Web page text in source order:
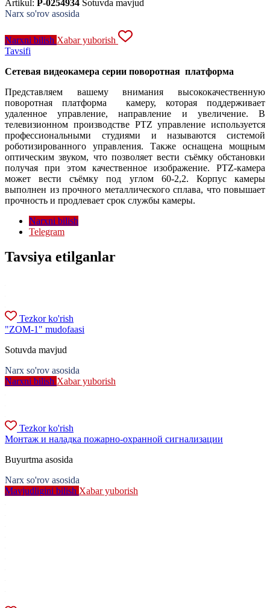
Artikul: P-0254934 Sotuvda mavjud
Narx so'rov asosida
Narxni bilish Xabar yuborish
Tavsifi
Сетевая видеокамера серии поворотная платформа
Представляем вашему внимания высококачественную
поворотная платформа камеру, которая поддерживает
удаленное управление, направление и увеличение. В
телевизионном производстве PTZ управление используется
профессиональными студиями и называются системой
роботизированного управления. Также оснащена мощным
оптическим звуком, что позволяет вести съёмку обстановки
получая при этом качественное изображение. PTZ-камера
может вести съёмку под углом 60-2,2. Корпус камеры
выполнен из прочного металлического сплава, что повышает
прочность и продлевает срок службы камеры.
Narxni bilish
Telegram
Tavsiya etilganlar
Tezkor ko'rish
"ZOM-1" mudofaasi
Sotuvda mavjud
Narx so'rov asosida
Narxni bilish Xabar yuborish
Tezkor ko'rish
Монтаж и наладка пожарно-охранной сигнализации
Buyurtma asosida
Narx so'rov asosida
Mavjudligini bilish Xabar yuborish